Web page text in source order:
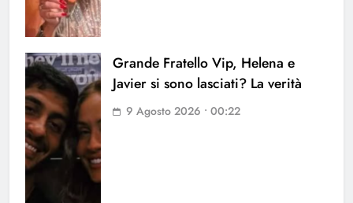
Grande Fratello Vip, Helena e
Javier si sono lasciati? La verità
9 Agosto 2026 • 00:22